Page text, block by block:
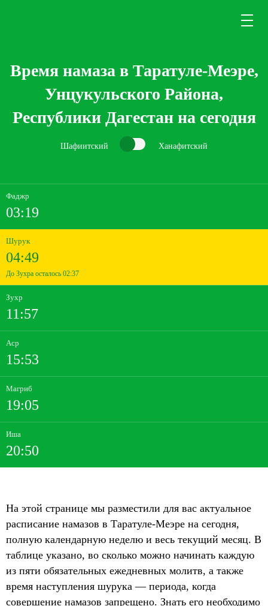
Время намаза в Таратуле-Меэре,
Унцукульского Района,
Республики Дагестан на сегодня
Шафиитский Ханафитский
Фаджр
03:19
Шурук
04:49
До Зухра осталось 02:37
Зухр
11:57
Аср
15:53
Магриб
19:05
Иша
20:50
На этой странице мы разместили для вас актуальное
расписание намазов в Таратуле-Меэре на сегодня,
полную календарную неделю и весь текущий месяц. В
таблице указано, во сколько можно начинать каждую
из пяти обязательных ежедневных молитв, а также
время наступления шурука — периода, когда
совершение намазов запрещено. Знать его необходимо